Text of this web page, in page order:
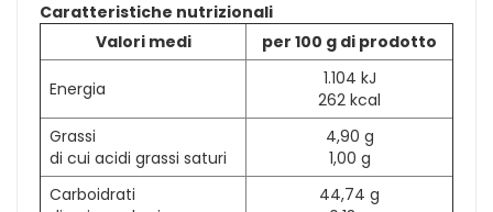
Caratteristiche nutrizionali
Valori medi
per 100 g di prodotto
Energia
1.104 kJ
262 kcal
Grassi
di cui acidi grassi saturi
4,90 g
1,00 g
Carboidrati
44,74 g